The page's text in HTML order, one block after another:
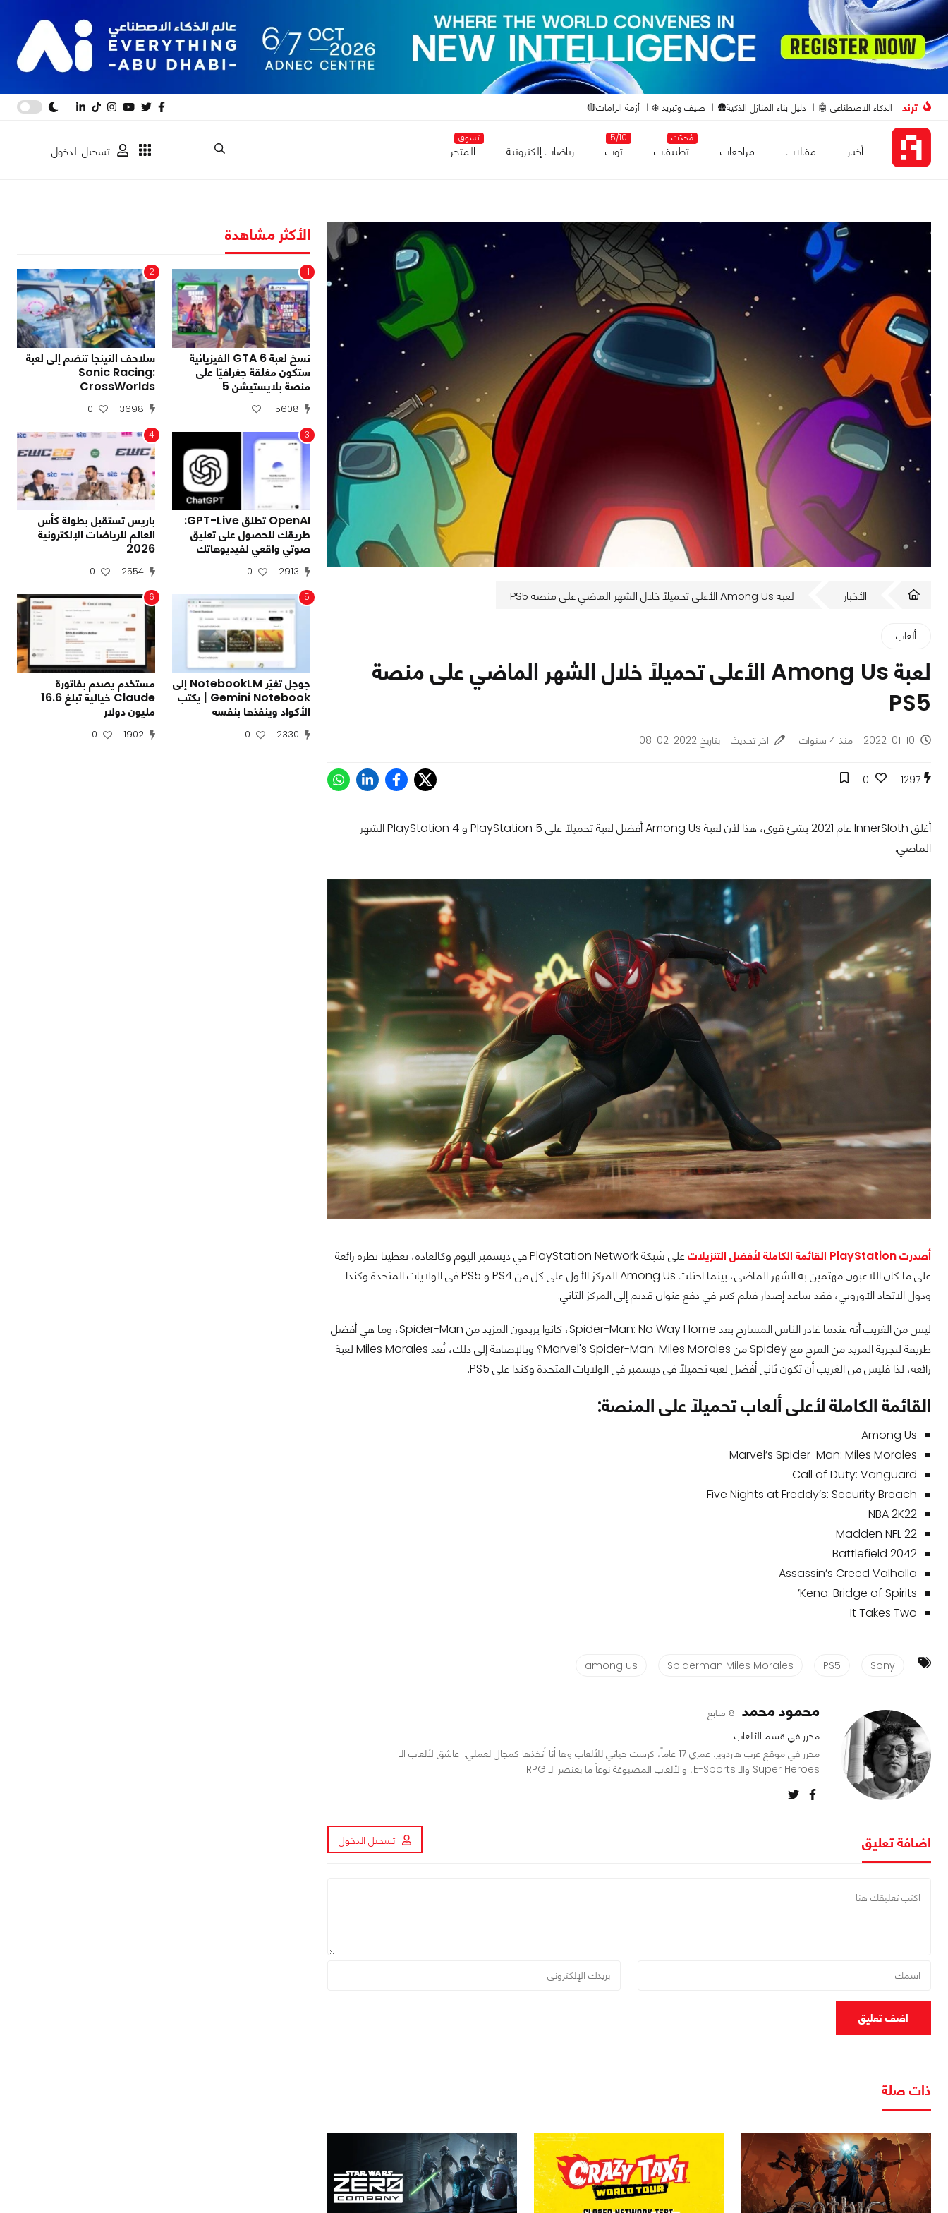
ترند الذكاء الاصطناعي 🤖 دليل بناء المنازل الذكية🛖 صيف وتبريد ❄️ أزمة الرامات🔴
أخبار مقالات مراجعات
مُحدّث
تطبيقات
5/10
توب رياضات إلكترونية
تسوق
المتجر تسجيل الدخول
الأخبار لعبة Among Us الأعلى تحميلاً خلال الشهر الماضي على منصة PS5
ألعاب
لعبة Among Us الأعلى تحميلاً خلال الشهر الماضي على منصة
PS5
2022-01-10 - منذ 4 سنوات اخر تحديث - بتاريخ 2022-02-08
1297
0
أغلق InnerSloth عام 2021 بشئ قوي، هذا لأن لعبة Among Us أفضل لعبة تحميلاً على PlayStation 5 و PlayStation 4 الشهر
الماضي.
أصدرت PlayStation القائمة الكاملة لأفضل التنزيلات
على شبكة PlayStation Network في ديسمبر اليوم وكالعادة، تعطينا نظرة رائعة
على ما كان اللاعبون مهتمين به الشهر الماضي، بينما احتلت Among Us المركز الأول على كل من PS4 و PS5 في الولايات المتحدة وكندا
ودول الاتحاد الأوروبي، فقد ساعد إصدار فيلم كبير في دفع عنوان قديم إلى المركز الثاني.
ليس من الغريب أنه عندما غادر الناس المسارح بعد Spider-Man: No Way Home، كانوا يربدون المزيد من Spider-Man، وما هي أفضل
طريقة لتجربة المزيد من المرح مع Spidey من Marvel's Spider-Man: Miles Morales؟ وبالإضافة إلى ذلك، تُعد Miles Morales لعبة
رائعة، لذا فليس من الغريب أن تكون ثاني أفضل لعبة تحميلاً في ديسمبر في الولايات المتحدة وكندا على PS5.
القائمة الكاملة لأعلى ألعاب تحميلاً على المنصة:
Among Us
Marvel’s Spider-Man: Miles Morales
Call of Duty: Vanguard
Five Nights at Freddy’s: Security Breach
NBA 2K22
Madden NFL 22
Battlefield 2042
Assassin’s Creed Valhalla
Kena: Bridge of Spirits’
It Takes Two
Sony
PS5
Spiderman Miles Morales
among us
محمود محمد 8 متابع
محرر في قسم الألعاب
محرر في موقع عرب هاردوير. عمري 17 عاماً، كرست حياتي للألعاب وها أنا أتخذها كمجال لعملي.. عاشق لألعاب الـ
Super Heroes والـ E-Sports، والألعاب المصبوغة نوعاً ما بعنصر الـ RPG.
اضافة تعليق تسجيل الدخول
اضف تعليق
ذات صلة
الأكثر مشاهدة
1
نسخ لعبة GTA 6 الفيزيائية
ستكون مغلقة جغرافيًا على
منصة بلايستيشن 5
15608
1
2
سلاحف النينجا تنضم إلى لعبة
Sonic Racing:
CrossWorlds
3698
0
3
OpenAI تطلق GPT-Live:
طريقك للحصول على تعليق
صوتي واقعي لفيديوهاتك
2913
0
4
باريس تستقبل بطولة كأس
العالم للرياضات الإلكترونية
2026
2554
0
5
جوجل تغيّر NotebookLM إلى
Gemini Notebook | يكتب
الأكواد وينفذها بنفسه
2330
0
6
مستخدم يصدم بفاتورة
Claude خيالية تبلغ 16.6
مليون دولار
1902
0